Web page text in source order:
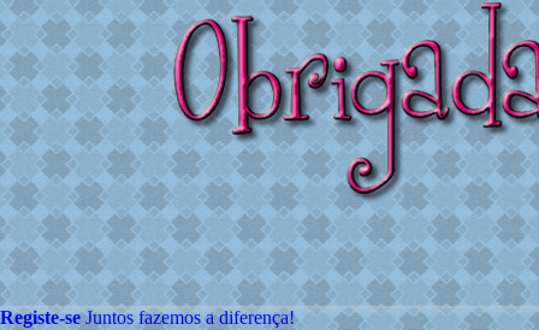
Registe-se Juntos fazemos a diferença!